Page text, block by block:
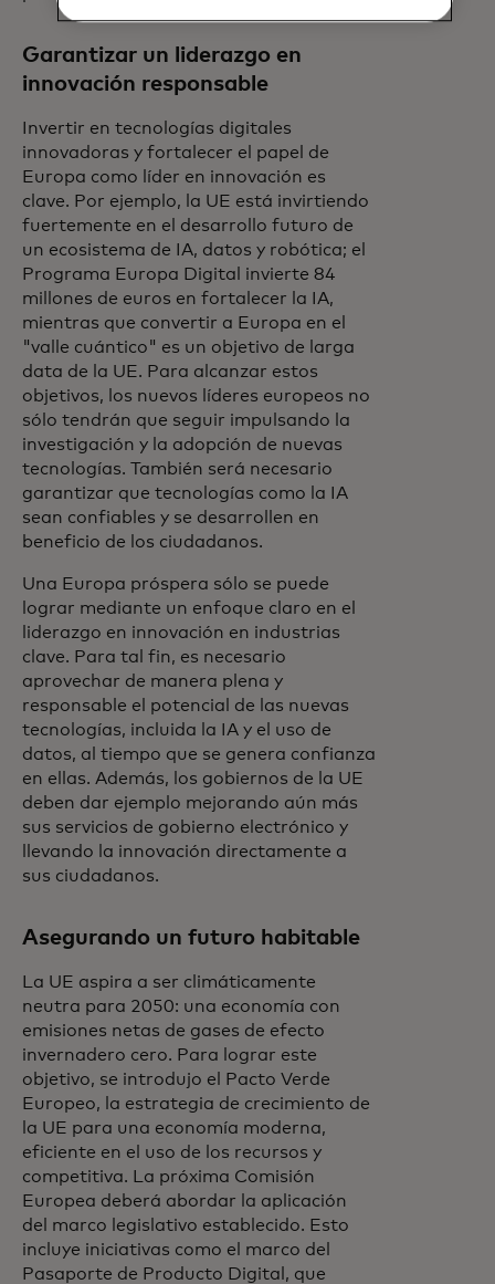
Garantizar un liderazgo en
innovación responsable
Invertir en tecnologías digitales
innovadoras y fortalecer el papel de
Europa como líder en innovación es
clave. Por ejemplo, la UE está invirtiendo
fuertemente en el desarrollo futuro de
un ecosistema de IA, datos y robótica; el
Programa Europa Digital invierte 84
millones de euros en fortalecer la IA,
mientras que convertir a Europa en el
"valle cuántico" es un objetivo de larga
data de la UE. Para alcanzar estos
objetivos, los nuevos líderes europeos no
sólo tendrán que seguir impulsando la
investigación y la adopción de nuevas
tecnologías. También será necesario
garantizar que tecnologías como la IA
sean confiables y se desarrollen en
beneficio de los ciudadanos.
Una Europa próspera sólo se puede
lograr mediante un enfoque claro en el
liderazgo en innovación en industrias
clave. Para tal fin, es necesario
aprovechar de manera plena y
responsable el potencial de las nuevas
tecnologías, incluida la IA y el uso de
datos, al tiempo que se genera confianza
en ellas. Además, los gobiernos de la UE
deben dar ejemplo mejorando aún más
sus servicios de gobierno electrónico y
llevando la innovación directamente a
sus ciudadanos.
Asegurando un futuro habitable
La UE aspira a ser climáticamente
neutra para 2050: una economía con
emisiones netas de gases de efecto
invernadero cero. Para lograr este
objetivo, se introdujo el Pacto Verde
Europeo, la estrategia de crecimiento de
la UE para una economía moderna,
eficiente en el uso de los recursos y
competitiva. La próxima Comisión
Europea deberá abordar la aplicación
del marco legislativo establecido. Esto
incluye iniciativas como el marco del
Pasaporte de Producto Digital, que